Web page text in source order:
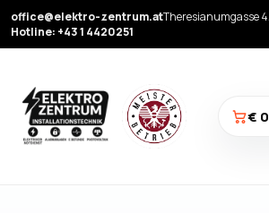
office@elektro-zentrum.atTheresianumgasse
Hotline: +43 1 4420251
€